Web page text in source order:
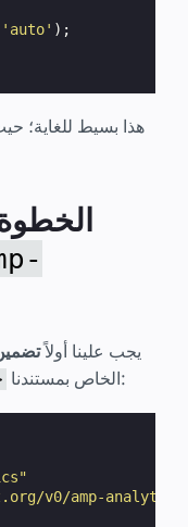
'auto' );
لتكرار هذه الوظيفة في AMP، يجب علينا أولاً
الخاص بمستندنا:
v0/amp-